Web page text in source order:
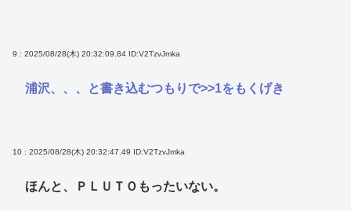
9 : 2025/08/28(木) 20:32:09.84 ID:V2TzvJmka
浦沢、、、と書き込むつもりで>>1をもくげき
10 : 2025/08/28(木) 20:32:47.49 ID:V2TzvJmka
ほんと、ＰＬＵＴＯもったいない。